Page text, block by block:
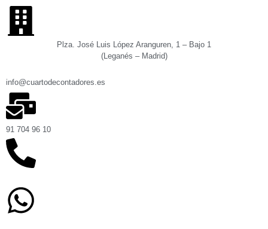
Plza. José Luis López Aranguren, 1 – Bajo 1
(Leganés – Madrid)
info@cuartodecontadores.es
91 704 96 10